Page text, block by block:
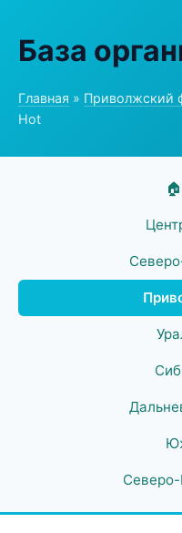
База
Главная » Приволжский
Hot